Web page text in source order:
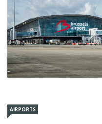
AIRPORTS